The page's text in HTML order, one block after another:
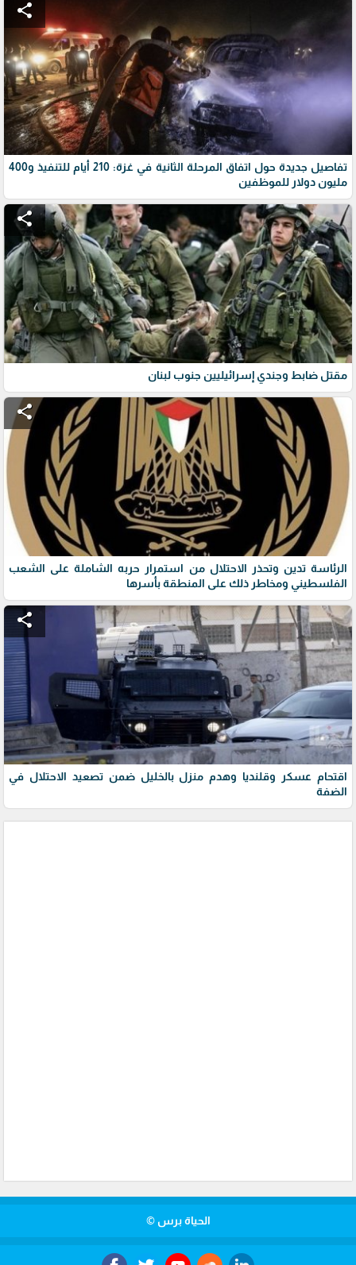
share
تفاصيل جديدة حول اتفاق المرحلة الثانية في غزة: 210 أيام للتنفيذ و400
مليون دولار للموظفين
share
مقتل ضابط وجندي إسرائيليين جنوب لبنان
share
الرئاسة تدين وتحذر الاحتلال من استمرار حربه الشاملة على الشعب
الفلسطيني ومخاطر ذلك على المنطقة بأسرها
share
اقتحام عسكر وقلنديا وهدم منزل بالخليل ضمن تصعيد الاحتلال في
الضفة
الحياة برس ©